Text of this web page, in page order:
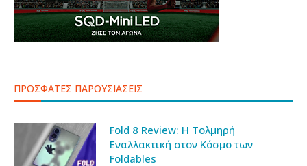
ΠΡΟΣΦΑΤΕΣ ΠΑΡΟΥΣΙΑΣΕΙΣ
Fold 8 Review: Η Τολμηρή
Εναλλακτική στον Κόσμο των
Foldables